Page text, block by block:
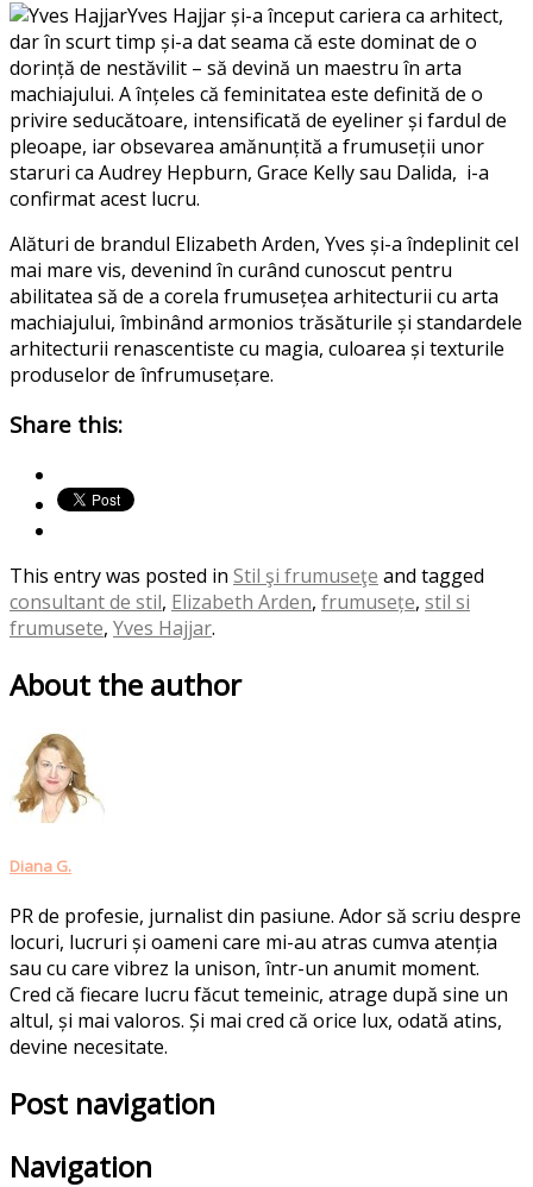
Yves Hajjar și-a început cariera ca arhitect,
dar în scurt timp și-a dat seama că este dominat de o
dorință de nestăvilit – să devină un maestru în arta
machiajului. A înțeles că feminitatea este definită de o
privire seducătoare, intensificată de eyeliner și fardul de
pleoape, iar obsevarea amănunțită a frumuseții unor
staruri ca Audrey Hepburn, Grace Kelly sau Dalida, i-a
confirmat acest lucru.
Alături de brandul Elizabeth Arden, Yves și-a îndeplinit cel
mai mare vis, devenind în curând cunoscut pentru
abilitatea să de a corela frumusețea arhitecturii cu arta
machiajului, îmbinând armonios trăsăturile și standardele
arhitecturii renascentiste cu magia, culoarea și texturile
produselor de înfrumusețare.
Share this:
This entry was posted in Stil şi frumuseţe and tagged
consultant de stil, Elizabeth Arden, frumusețe, stil si
frumusete, Yves Hajjar.
About the author
Diana G.
PR de profesie, jurnalist din pasiune. Ador să scriu despre
locuri, lucruri și oameni care mi-au atras cumva atenția
sau cu care vibrez la unison, într-un anumit moment.
Cred că fiecare lucru făcut temeinic, atrage după sine un
altul, și mai valoros. Și mai cred că orice lux, odată atins,
devine necesitate.
Post navigation
Navigation